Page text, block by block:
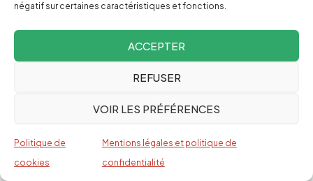
négatif sur certaines caractéristiques et fonctions.
ACCEPTER
REFUSER
VOIR LES PRÉFÉRENCES
Politique de
cookies
Mentions légales et politique de
confidentialité
L’info
indépendante a
un prix.
Aidez-nous à
poursuivre le